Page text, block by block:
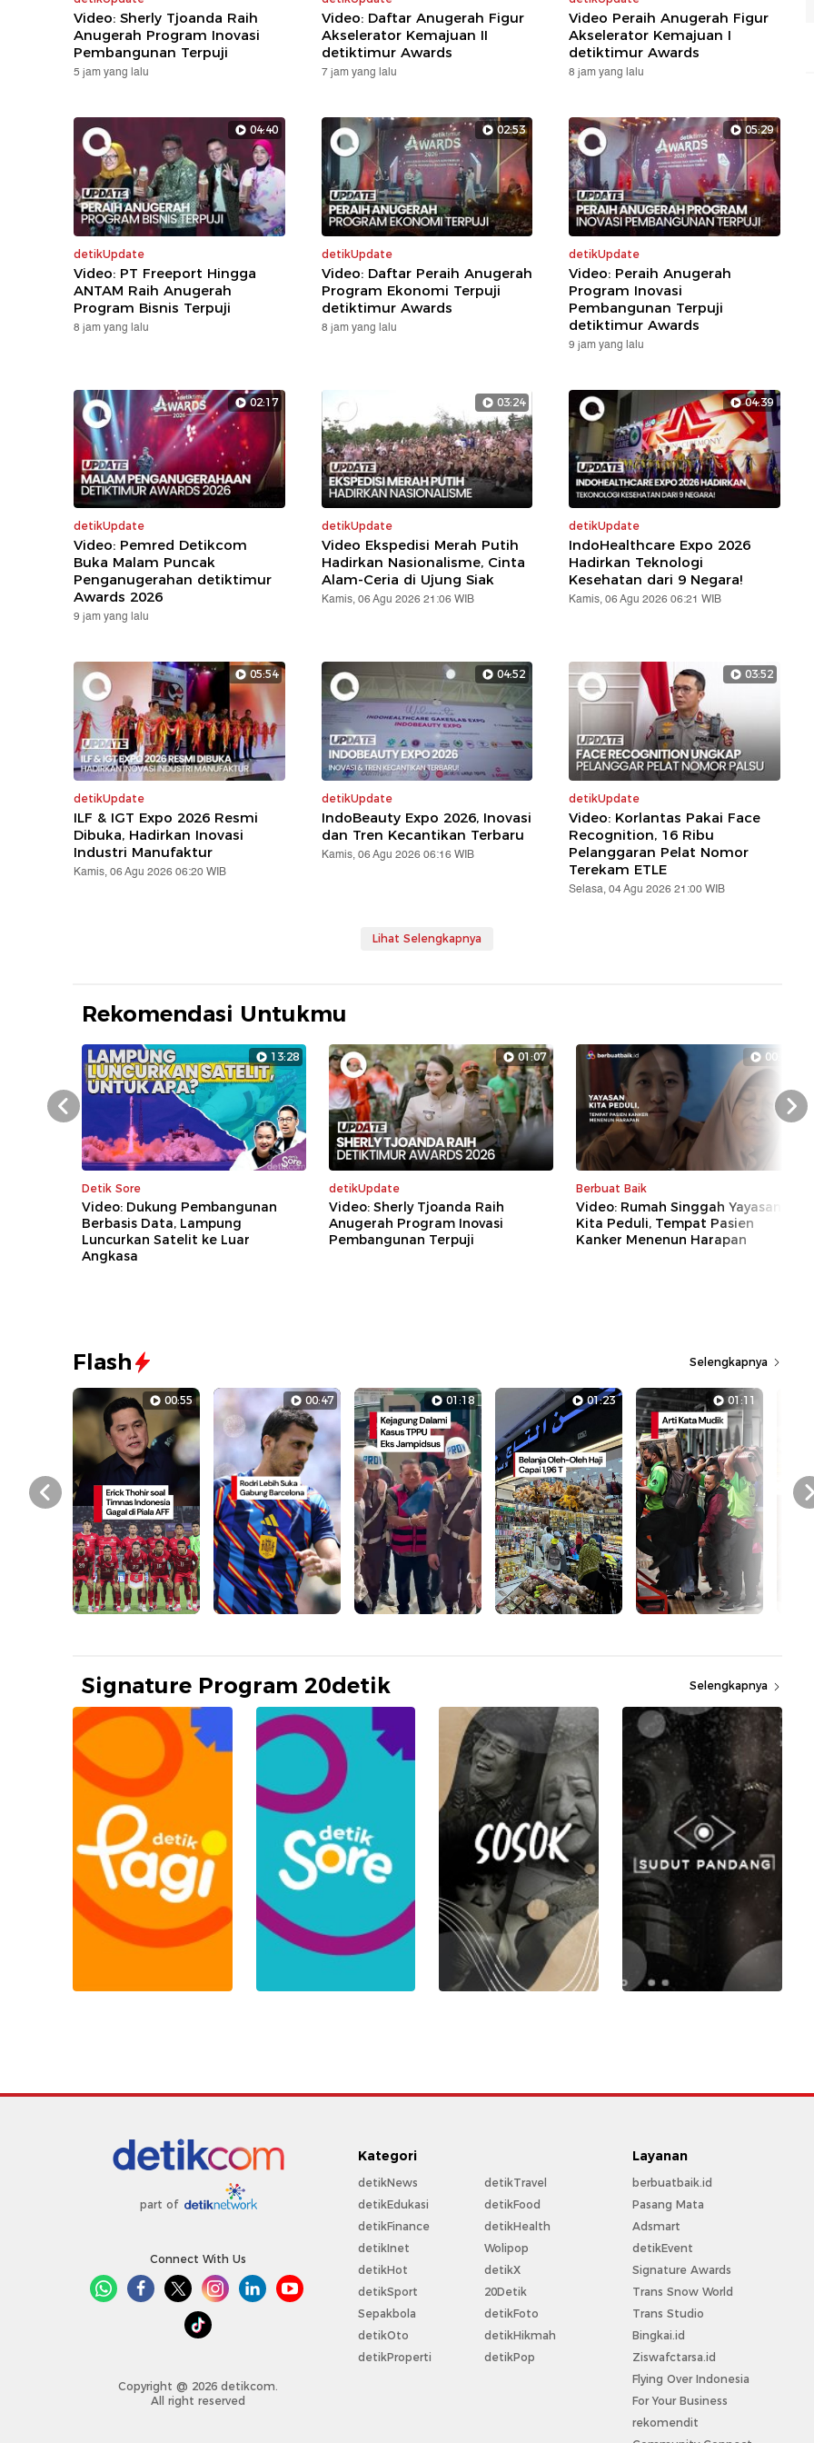
Video: Sherly Tjoanda Raih
Anugerah Program Inovasi
Pembangunan Terpuji
5 jam yang lalu
Video: Daftar Anugerah Figur
Akselerator Kemajuan II
detiktimur Awards
7 jam yang lalu
Video Peraih Anugerah Figur
Akselerator Kemajuan I
detiktimur Awards
8 jam yang lalu
04:40
detikUpdate
Video: PT Freeport Hingga
ANTAM Raih Anugerah
Program Bisnis Terpuji
8 jam yang lalu
02:53
detikUpdate
Video: Daftar Peraih Anugerah
Program Ekonomi Terpuji
detiktimur Awards
8 jam yang lalu
05:29
detikUpdate
Video: Peraih Anugerah
Program Inovasi
Pembangunan Terpuji
detiktimur Awards
9 jam yang lalu
02:17
detikUpdate
Video: Pemred Detikcom
Buka Malam Puncak
Penganugerahan detiktimur
Awards 2026
9 jam yang lalu
03:24
detikUpdate
Video Ekspedisi Merah Putih
Hadirkan Nasionalisme, Cinta
Alam-Ceria di Ujung Siak
Kamis, 06 Agu 2026 21:06 WIB
04:39
detikUpdate
IndoHealthcare Expo 2026
Hadirkan Teknologi
Kesehatan dari 9 Negara!
Kamis, 06 Agu 2026 06:21 WIB
05:54
detikUpdate
ILF & IGT Expo 2026 Resmi
Dibuka, Hadirkan Inovasi
Industri Manufaktur
Kamis, 06 Agu 2026 06:20 WIB
04:52
detikUpdate
IndoBeauty Expo 2026, Inovasi
dan Tren Kecantikan Terbaru
Kamis, 06 Agu 2026 06:16 WIB
03:52
detikUpdate
Video: Korlantas Pakai Face
Recognition, 16 Ribu
Pelanggaran Pelat Nomor
Terekam ETLE
Selasa, 04 Agu 2026 21:00 WIB
Lihat Selengkapnya
Rekomendasi Untukmu
13:28
Detik Sore
Video: Dukung Pembangunan
Berbasis Data, Lampung
Luncurkan Satelit ke Luar
Angkasa
01:07
detikUpdate
Video: Sherly Tjoanda Raih
Anugerah Program Inovasi
Pembangunan Terpuji
00:45
Berbuat Baik
Video: Rumah Singgah Yayasan
Kita Peduli, Tempat Pasien
Kanker Menenun Harapan
Prev Next
Flash Selengkapnya
00:55 00:47 01:18 01:23 01:11
Prev
Signature Program 20detik Selengkapnya
part of
Connect With Us
Copyright @ 2026 detikcom.
All right reserved
Kategori
detikNews
detikEdukasi
detikFinance
detikInet
detikHot
detikSport
Sepakbola
detikOto
detikProperti
detikTravel
detikFood
detikHealth
Wolipop
detikX
20Detik
detikFoto
detikHikmah
detikPop
Layanan
berbuatbaik.id
Pasang Mata
Adsmart
detikEvent
Signature Awards
Trans Snow World
Trans Studio
Bingkai.id
Ziswafctarsa.id
Flying Over Indonesia
For Your Business
rekomendit